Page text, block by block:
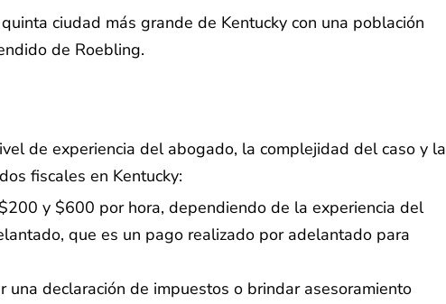
ciudad más grande de Kentucky con una población
de Roebling.
de experiencia del abogado, la complejidad del caso y la
fiscales en Kentucky:
y $600 por hora, dependiendo de la experiencia del
que es un pago realizado por adelantado para
declaración de impuestos o brindar asesoramiento